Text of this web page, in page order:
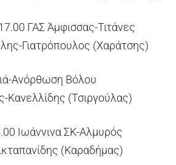
ΓΑΣ Άμφισσας-Τιτάνες
Γιατρόπουλος (Χαράτσης)
Ανόρθωση Βόλου
Κανελλίδης (Τσιργούλας)
Ιωάννινα ΣΚ-Αλμυρός
(Καραδήμας)